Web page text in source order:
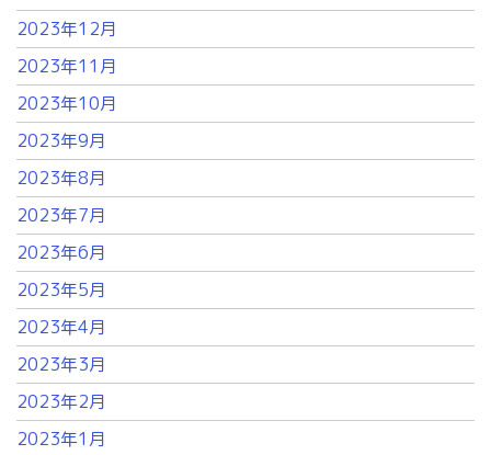
2023年12月
2023年11月
2023年10月
2023年9月
2023年8月
2023年7月
2023年6月
2023年5月
2023年4月
2023年3月
2023年2月
2023年1月